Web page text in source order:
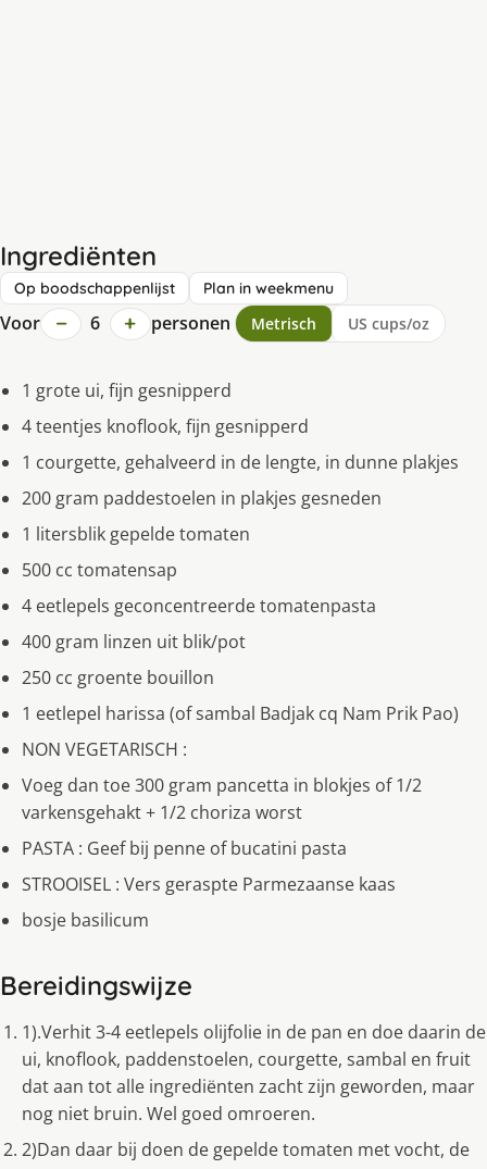
Ingrediënten
Op boodschappenlijst Plan in weekmenu
Voor − 6 + personen Metrisch US cups/oz
1 grote ui, fijn gesnipperd
4 teentjes knoflook, fijn gesnipperd
1 courgette, gehalveerd in de lengte, in dunne plakjes
200 gram paddestoelen in plakjes gesneden
1 litersblik gepelde tomaten
500 cc tomatensap
4 eetlepels geconcentreerde tomatenpasta
400 gram linzen uit blik/pot
250 cc groente bouillon
1 eetlepel harissa (of sambal Badjak cq Nam Prik Pao)
NON VEGETARISCH :
Voeg dan toe 300 gram pancetta in blokjes of 1/2
varkensgehakt + 1/2 choriza worst
PASTA : Geef bij penne of bucatini pasta
STROOISEL : Vers geraspte Parmezaanse kaas
bosje basilicum
Bereidingswijze
1).Verhit 3-4 eetlepels olijfolie in de pan en doe daarin de
ui, knoflook, paddenstoelen, courgette, sambal en fruit
dat aan tot alle ingrediënten zacht zijn geworden, maar
nog niet bruin. Wel goed omroeren.
2)Dan daar bij doen de gepelde tomaten met vocht, de